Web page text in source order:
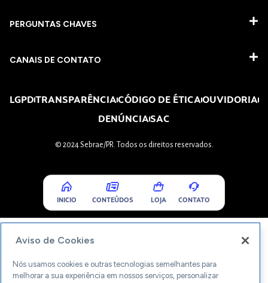
PERGUNTAS CHAVES​
CANAIS DE CONTATO
LGPDTRANSPARÊNCIACÓDIGO DE ÉTICAOUVIDORIA
DENÚNCIASAC
© 2024 Sebrae/PR. Todos os direitos reservados.
INICIO CONTEÚDOS LOJA CONTATO
Aviso de Cookies
Nós usamos cookies e outras tecnologias semelhantes para
melhorar a sua experiência em nossos serviços, personalizar